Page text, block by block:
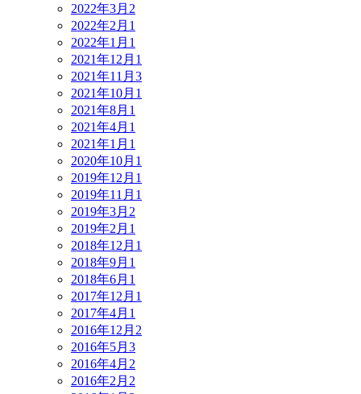
2022年3月 2
2022年2月 1
2022年1月 1
2021年12月 1
2021年11月 3
2021年10月 1
2021年8月 1
2021年4月 1
2021年1月 1
2020年10月 1
2019年12月 1
2019年11月 1
2019年3月 2
2019年2月 1
2018年12月 1
2018年9月 1
2018年6月 1
2017年12月 1
2017年4月 1
2016年12月 2
2016年5月 3
2016年4月 2
2016年2月 2